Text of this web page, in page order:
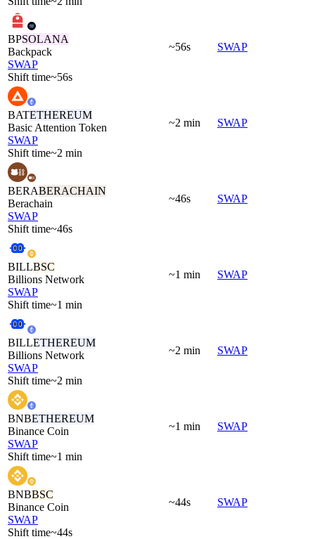
BPSOLANA
Backpack
SWAP
Shift time~56s
~56s SWAP
BATETHEREUM
Basic Attention Token
SWAP
Shift time~2 min
~2 min SWAP
BERABERACHAIN
Berachain
SWAP
Shift time~46s
~46s SWAP
BILLBSC
Billions Network
SWAP
Shift time~1 min
~1 min SWAP
BILLETHEREUM
Billions Network
SWAP
Shift time~2 min
~2 min SWAP
BNBETHEREUM
Binance Coin
SWAP
Shift time~1 min
~1 min SWAP
BNBBSC
Binance Coin
SWAP
Shift time~44s
~44s SWAP